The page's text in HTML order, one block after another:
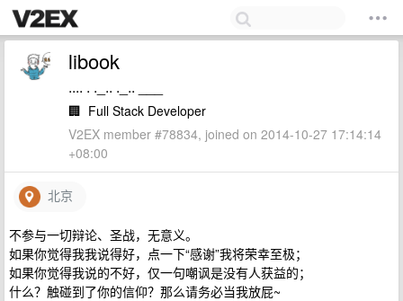
libook
.... . ._.. ._.. ___
🏢 Full Stack Developer
V2EX member #78834, joined on 2014-10-27 17:14:14
+08:00
北京
不参与一切辩论、圣战，无意义。
如果你觉得我我说得好，点一下“感谢”我将荣幸至极；
如果你觉得我说的不好，仅一句嘲讽是没有人获益的；
什么？触碰到了你的信仰？那么请务必当我放屁~